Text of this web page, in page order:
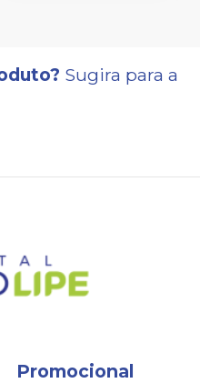
Sugira para a
Promocional